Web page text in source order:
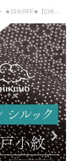
★15％OFF★【CHIKUMO-千雲-】洗える着物 単衣仕立て 東レシルック江戸小紋 瑞雲 千雲/憲法茶 シルック奏美 くるり